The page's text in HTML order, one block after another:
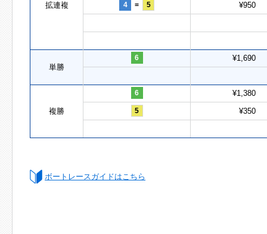
拡連複 4 = 5 ¥950
単勝
6 ¥1,690
複勝
6 ¥1,380
5 ¥350
ボートレースガイドはこちら